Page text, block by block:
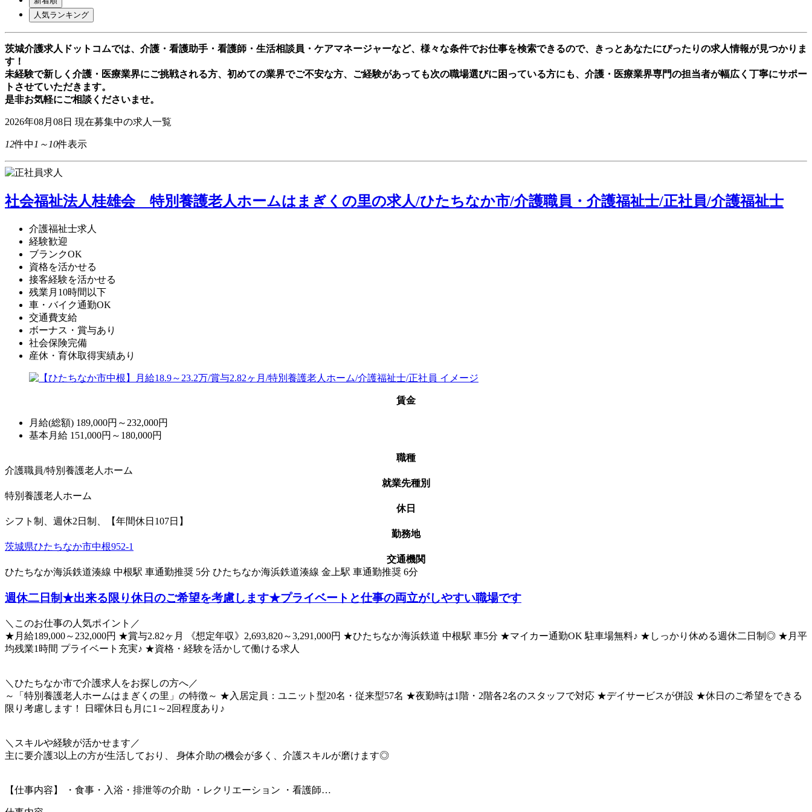
人気ランキング
茨城介護求人ドットコムでは、介護・看護助手・看護師・生活相談員・ケアマネージャーなど、様々な条件でお仕事を検索できるので、きっとあなたにぴったりの求人情報が見つかりま
す！
未経験で新しく介護・医療業界にご挑戦される方、初めての業界でご不安な方、ご経験があっても次の職場選びに困っている方にも、介護・医療業界専門の担当者が幅広く丁寧にサポー
トさせていただきます。
是非お気軽にご相談くださいませ。
2026年08月08日 現在募集中の求人一覧
12件中1～10件表示
社会福祉法人桂雄会 特別養護老人ホームはまぎくの里の求人/ひたちなか市/介護職員・介護福祉士/正社員/介護福祉士
介護福祉士求人
経験歓迎
ブランクOK
資格を活かせる
接客経験を活かせる
残業月10時間以下
車・バイク通勤OK
交通費支給
ボーナス・賞与あり
社会保険完備
産休・育休取得実績あり
賃金
月給(総額) 189,000円～232,000円
基本月給 151,000円～180,000円
職種
介護職員/特別養護老人ホーム
就業先種別
特別養護老人ホーム
休日
シフト制、週休2日制、【年間休日107日】
勤務地
茨城県ひたちなか市中根952-1
交通機関
ひたちなか海浜鉄道湊線 中根駅 車通勤推奨 5分 ひたちなか海浜鉄道湊線 金上駅 車通勤推奨 6分
週休二日制★出来る限り休日のご希望を考慮します★プライベートと仕事の両立がしやすい職場です
＼このお仕事の人気ポイント／
★月給189,000～232,000円 ★賞与2.82ヶ月 《想定年収》2,693,820～3,291,000円 ★ひたちなか海浜鉄道 中根駅 車5分 ★マイカー通勤OK 駐車場無料♪ ★しっかり休める週休二日制◎ ★月平
均残業1時間 プライベート充実♪ ★資格・経験を活かして働ける求人
＼ひたちなか市で介護求人をお探しの方へ／
～「特別養護老人ホームはまぎくの里」の特徴～ ★入居定員：ユニット型20名・従来型57名 ★夜勤時は1階・2階各2名のスタッフで対応 ★デイサービスが併設 ★休日のご希望をできる
限り考慮します！ 日曜休日も月に1～2回程度あり♪
＼スキルや経験が活かせます／
主に要介護3以上の方が生活しており、 身体介助の機会が多く、介護スキルが磨けます◎
【仕事内容】 ・食事・入浴・排泄等の介助 ・レクリエーション ・看護師…